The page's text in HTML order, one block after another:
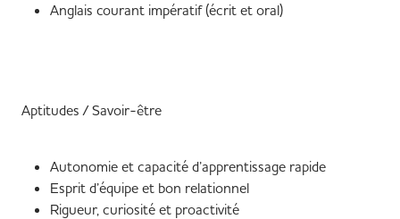
Anglais courant impératif (écrit et oral)
Aptitudes / Savoir-être
Autonomie et capacité d’apprentissage rapide
Esprit d’équipe et bon relationnel
Rigueur, curiosité et proactivité